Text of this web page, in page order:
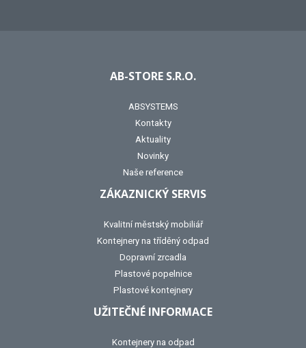
AB-STORE S.R.O.
ABSYSTEMS
Kontakty
Aktuality
Novinky
Naše reference
ZÁKAZNICKÝ SERVIS
Kvalitní městský mobiliář
Kontejnery na tříděný odpad
Dopravní zrcadla
Plastové popelnice
Plastové kontejnery
UŽITEČNÉ INFORMACE
Kontejnery na odpad